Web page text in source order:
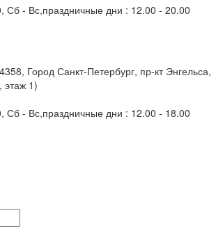
Сб - Вс,праздничные дни : 12.00 - 20.00
Город Санкт-Петербург, пр-кт Энгельса,
этаж 1)
Сб - Вс,праздничные дни : 12.00 - 18.00